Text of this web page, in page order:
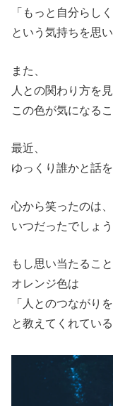
「もっと自分らし
という気持ちを思
また、
人との関わり方を
この色が気になる
最近、
ゆっくり誰かと話
心から笑ったのは、
いつだったでしょう
もし思い当たるこ
オレンジ色は
「人とのつながり
と教えてくれてい